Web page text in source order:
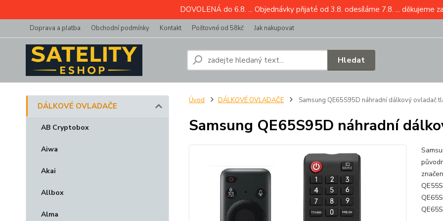
DOVOLENÁ do 6.8. ... Objednávky přijaté od 3.8. odesíláme 7.8. ... děkujeme
Doprava a platba Obchodní podmínky Kontakt Poštovné od 58kč Jak nakupovat
Hledat
DÁLKOVÉ OVLADAČE
AB Cryptobox
Aiwa
Akai
Allbox
Alma
Úvod DÁLKOVÉ OVLADAČE Samsung QE65S95D náhradní dálkový ovladač
Samsung QE65S95D náhradní